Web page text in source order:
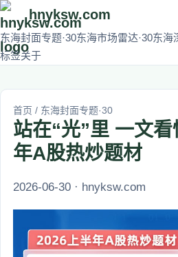
hnyksw.com
东海封面专题·30东海市场雷达·30东海
标签关于
首页 / 东海封面专题·30
站在“光”里 一文
年A股热炒题材
2026-06-30 · hnyksw.com